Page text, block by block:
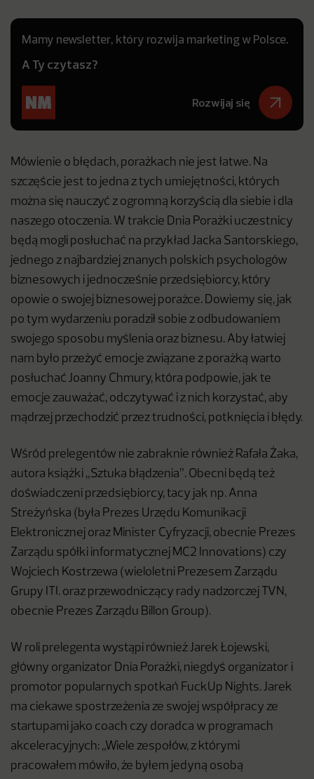
Mamy newsletter, który rozwija marketing w Polsce.
A Ty czytasz?
Rozwijaj się
Mówienie o błędach, porażkach nie jest łatwe. Na
szczęście jest to jedna z tych umiejętności, których
można się nauczyć z ogromną korzyścią dla siebie i dla
naszego otoczenia. W trakcie Dnia Porażki uczestnicy
będą mogli posłuchać na przykład Jacka Santorskiego,
jednego z najbardziej znanych polskich psychologów
biznesowych i jednocześnie przedsiębiorcy, który
opowie o swojej biznesowej porażce. Dowiemy się, jak
po tym wydarzeniu poradził sobie z odbudowaniem
swojego sposobu myślenia oraz biznesu. Aby łatwiej
nam było przeżyć emocje związane z porażką warto
posłuchać Joanny Chmury, która podpowie, jak te
emocje zauważać, odczytywać i z nich korzystać, aby
mądrzej przechodzić przez trudności, potknięcia i błędy.
Wśród prelegentów nie zabraknie również Rafała Żaka,
autora książki „Sztuka błądzenia”. Obecni będą też
doświadczeni przedsiębiorcy, tacy jak np. Anna
Streżyńska (była Prezes Urzędu Komunikacji
Elektronicznej oraz Minister Cyfryzacji, obecnie Prezes
Zarządu spółki informatycznej MC2 Innovations) czy
Wojciech Kostrzewa (wieloletni Prezesem Zarządu
Grupy ITI. oraz przewodniczący rady nadzorczej TVN,
obecnie Prezes Zarządu Billon Group).
W roli prelegenta wystąpi również Jarek Łojewski,
główny organizator Dnia Porażki, niegdyś organizator i
promotor popularnych spotkań FuckUp Nights. Jarek
ma ciekawe spostrzeżenia ze swojej współpracy ze
startupami jako coach czy doradca w programach
akceleracyjnych: „Wiele zespołów, z którymi
pracowałem mówiło, że byłem jedyną osobą